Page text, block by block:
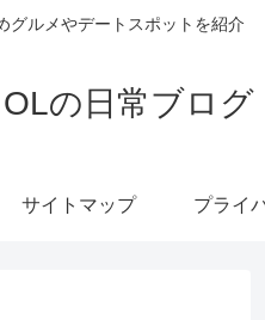
グルメやデートスポットを紹介
の日常ブログ
サイトマップ プライ